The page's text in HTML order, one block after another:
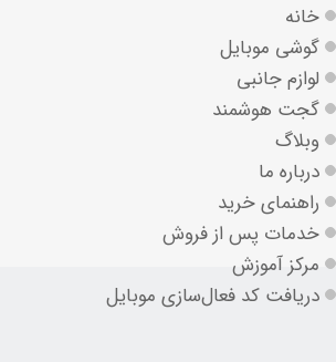
خانه
گوشی موبایل
لوازم جانبی
گجت هوشمند
وبلاگ
درباره ما
راهنمای خرید
خدمات پس از فروش
مرکز آموزش
دریافت کد فعال‌سازی موبایل